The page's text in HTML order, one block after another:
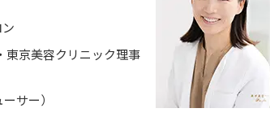
京美容クリニック理事
ー）